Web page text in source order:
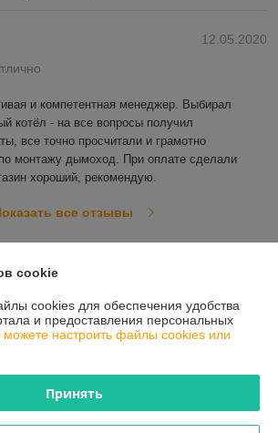
12.05.2020
и компетентная менеджер. Выбирал
котёл - на все вопросы получил
все точно просчитали и грамотно
монтажу дымоход. При оплате сделали
хороший, рекомендую.
все отзывы
cookie
cookies для обеспечения удобства
и предоставления персональных
настроить файлы cookies или
Принять